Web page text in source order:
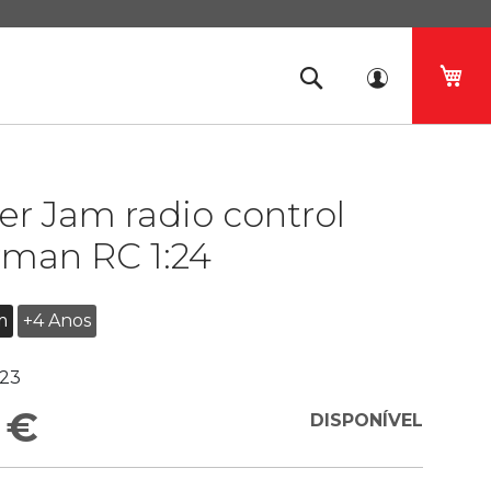
Jam radio control
RC 1:24
+4 Anos
€ DISPONÍVEL